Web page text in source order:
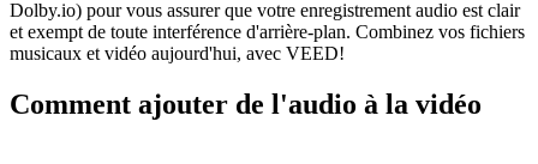
Dolby.io) pour vous assurer que votre enregistrement audio est clair
et exempt de toute interférence d'arrière-plan. Combinez vos fichiers
musicaux et vidéo aujourd'hui, avec VEED!
Comment ajouter de l'audio à la vidéo